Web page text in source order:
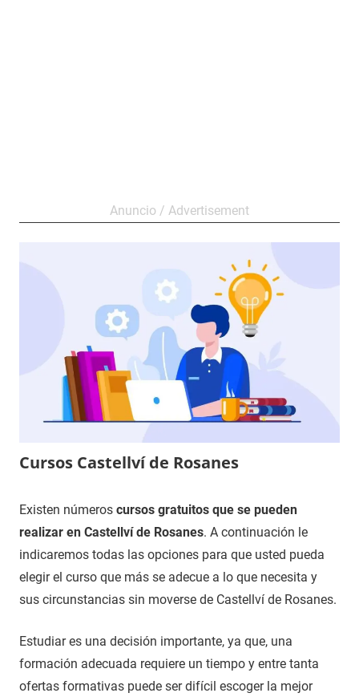
Cursos Castellví de Rosanes
15
de
diciembre
2020
Maria
Cursos
en
Barcelona
Existen números cursos gratuitos que se pueden
realizar en Castellví de Rosanes. A continuación le
indicaremos todas las opciones para que usted pueda
elegir el curso que más se adecue a lo que necesita y
sus circunstancias sin moverse de Castellví de Rosanes.
Estudiar es una decisión importante, ya que, una
formación adecuada requiere un tiempo y entre tanta
ofertas formativas puede ser difícil escoger la mejor